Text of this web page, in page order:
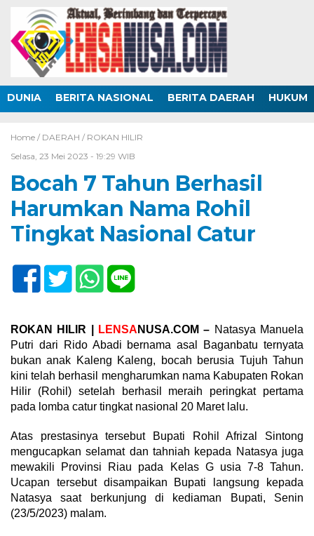
DUNIA BERITA NASIONAL BERITA DAERAH HUKUM
Home / DAERAH / ROKAN HILIR
Selasa, 23 Mei 2023 - 19:29 WIB
Bocah 7 Tahun Berhasil
Harumkan Nama Rohil
Tingkat Nasional Catur
ROKAN HILIR | LENSA NUSA.COM – Natasya Manuela
Putri dari Rido Abadi bernama asal Baganbatu ternyata
bukan anak Kaleng Kaleng, bocah berusia Tujuh Tahun
kini telah berhasil mengharumkan nama Kabupaten Rokan
Hilir (Rohil) setelah berhasil meraih peringkat pertama
pada lomba catur tingkat nasional 20 Maret lalu.
Atas prestasinya tersebut Bupati Rohil Afrizal Sintong
mengucapkan selamat dan tahniah kepada Natasya juga
mewakili Provinsi Riau pada Kelas G usia 7-8 Tahun.
Ucapan tersebut disampaikan Bupati langsung kepada
Natasya saat berkunjung di kediaman Bupati, Senin
(23/5/2023) malam.